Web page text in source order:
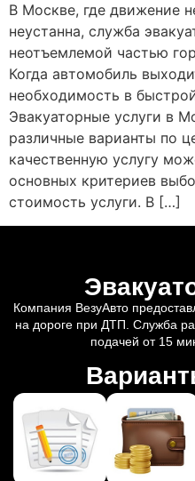
В Москве, где движение
неустанна, служба
неотъемлемой частью
Когда автомобиль
необходимость в
Эвакуаторные услуги в
различные варианты по
качественную услугу
основных критериев
стоимость услуги. В […]
Компания ВезуАвто
на дороге при ДТП. Служба
подачей от 15